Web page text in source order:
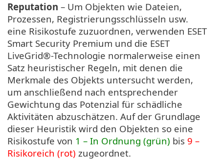
Reputation – Um Objekten wie Dateien,
Prozessen, Registrierungsschlüsseln usw.
eine Risikostufe zuzuordnen, verwenden ESET
Smart Security Premium und die ESET
LiveGrid®-Technologie normalerweise einen
Satz heuristischer Regeln, mit denen die
Merkmale des Objekts untersucht werden,
um anschließend nach entsprechender
Gewichtung das Potenzial für schädliche
Aktivitäten abzuschätzen. Auf der Grundlage
dieser Heuristik wird den Objekten so eine
Risikostufe von 1 – In Ordnung (grün) bis 9 –
Risikoreich (rot) zugeordnet.